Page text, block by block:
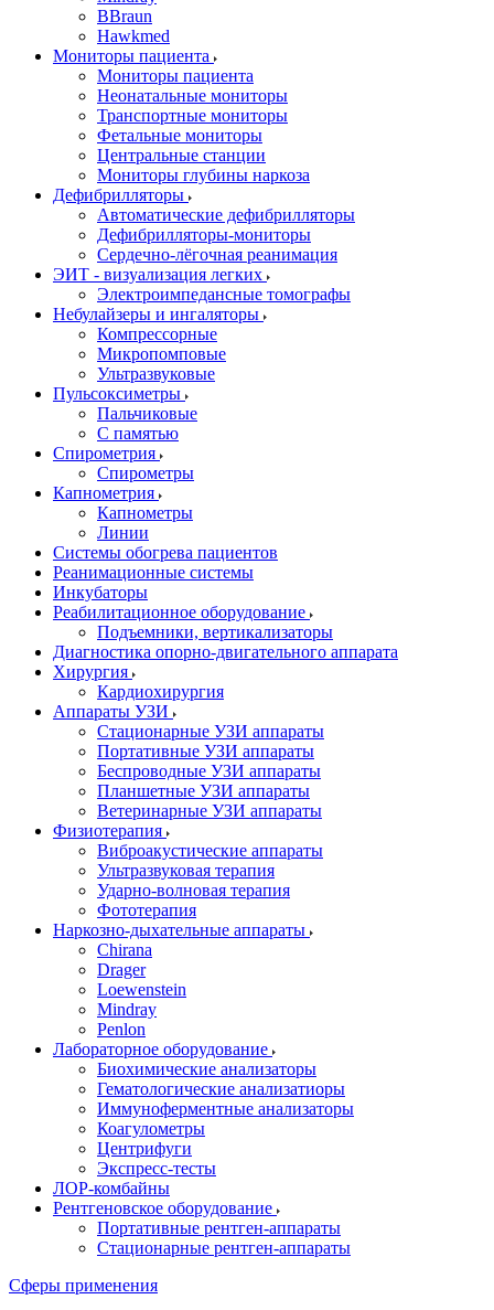
BBraun
Hawkmed
Мониторы пациента
Мониторы пациента
Неонатальные мониторы
Транспортные мониторы
Фетальные мониторы
Центральные станции
Мониторы глубины наркоза
Дефибрилляторы
Автоматические дефибрилляторы
Дефибрилляторы-мониторы
Сердечно-лёгочная реанимация
ЭИТ - визуализация легких
Электроимпедансные томографы
Небулайзеры и ингаляторы
Компрессорные
Микропомповые
Ультразвуковые
Пульсоксиметры
Пальчиковые
С памятью
Спирометрия
Спирометры
Капнометрия
Капнометры
Линии
Системы обогрева пациентов
Реанимационные системы
Инкубаторы
Реабилитационное оборудование
Подъемники, вертикализаторы
Диагностика опорно-двигательного аппарата
Хирургия
Кардиохирургия
Аппараты УЗИ
Стационарные УЗИ аппараты
Портативные УЗИ аппараты
Беспроводные УЗИ аппараты
Планшетные УЗИ аппараты
Ветеринарные УЗИ аппараты
Физиотерапия
Виброакустические аппараты
Ультразвуковая терапия
Ударно-волновая терапия
Фототерапия
Наркозно-дыхательные аппараты
Chirana
Drager
Loewenstein
Mindray
Penlon
Лабораторное оборудование
Биохимические анализаторы
Гематологические анализатиоры
Иммуноферментные анализаторы
Коагулометры
Центрифуги
Экспресс-тесты
ЛОР-комбайны
Рентгеновское оборудование
Портативные рентген-аппараты
Стационарные рентген-аппараты
Сферы применения